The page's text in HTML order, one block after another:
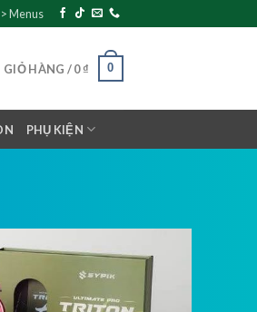
Menus
GIỎ HÀNG /0₫ 0
PHỤ KIỆN